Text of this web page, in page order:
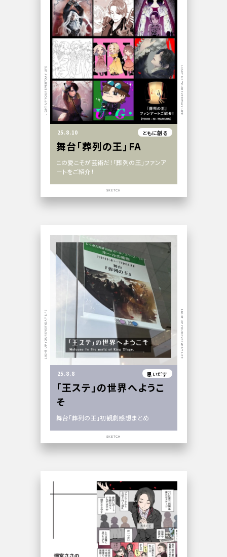
25.8.10 ともに創る
舞台「葬列の王」FA
この愛こそが芸術だ！「葬列の王」ファンア
ートをご紹介！
LIGHT UP YOUR EVERYDAY LIFE LIGHT UP YOUR EVERYDAY LIFE
SKETCH
25.8.8 思いだす
「王ステ」の世界へようこ
そ
舞台「葬列の王」初観劇感想まとめ
LIGHT UP YOUR EVERYDAY LIFE LIGHT UP YOUR EVERYDAY LIFE
SKETCH